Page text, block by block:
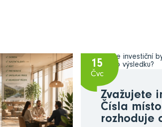
15
Čvc
Zvažujete
Čísla
rozhoduje